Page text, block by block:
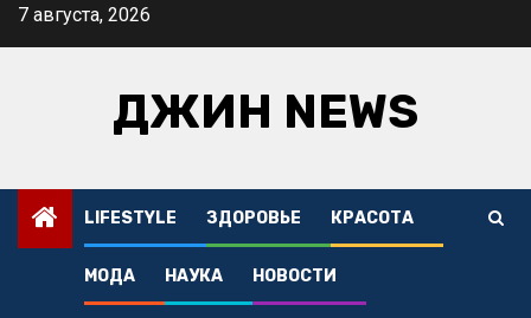
Перейти
7 августа, 2026
ДЖИН NEWS
LIFESTYLE ЗДОРОВЬЕ КРАСОТА
МОДА НАУКА НОВОСТИ